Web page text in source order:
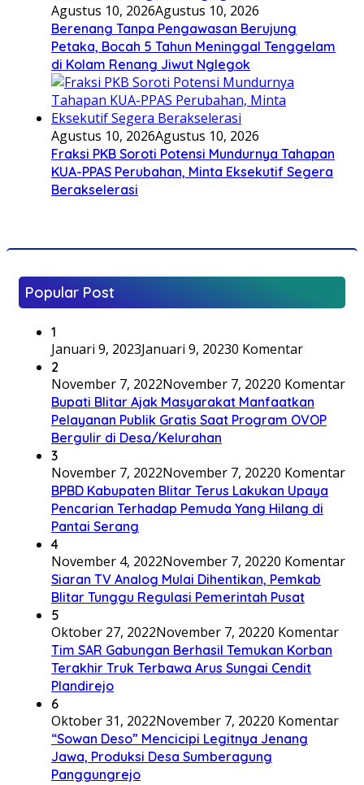
Agustus 10, 2026Agustus 10, 2026
Berenang Tanpa Pengawasan Berujung
Petaka, Bocah 5 Tahun Meninggal Tenggelam
di Kolam Renang Jiwut Nglegok
Agustus 10, 2026Agustus 10, 2026
Fraksi PKB Soroti Potensi Mundurnya Tahapan
KUA-PPAS Perubahan, Minta Eksekutif Segera
Berakselerasi
Popular Post
1
Januari 9, 2023Januari 9, 20230 Komentar
2
November 7, 2022November 7, 20220 Komentar
Bupati Blitar Ajak Masyarakat Manfaatkan
Pelayanan Publik Gratis Saat Program OVOP
Bergulir di Desa/Kelurahan
3
November 7, 2022November 7, 20220 Komentar
BPBD Kabupaten Blitar Terus Lakukan Upaya
Pencarian Terhadap Pemuda Yang Hilang di
Pantai Serang
4
November 4, 2022November 7, 20220 Komentar
Siaran TV Analog Mulai Dihentikan, Pemkab
Blitar Tunggu Regulasi Pemerintah Pusat
5
Oktober 27, 2022November 7, 20220 Komentar
Tim SAR Gabungan Berhasil Temukan Korban
Terakhir Truk Terbawa Arus Sungai Cendit
Plandirejo
6
Oktober 31, 2022November 7, 20220 Komentar
“Sowan Deso” Mencicipi Legitnya Jenang
Jawa, Produksi Desa Sumberagung
Panggungrejo